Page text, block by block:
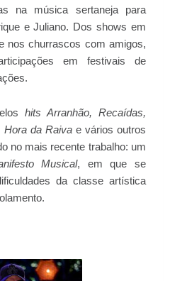
na música sertaneja para
e Juliano. Dos shows em
nos churrascos com amigos,
em festivais de
hits Arranhão, Recaídas,
Hora da Raiva e vários outros
no mais recente trabalho: um
Musical, em que se
da classe artística